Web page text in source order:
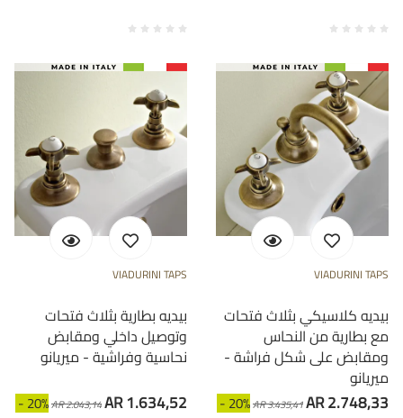
VIADURINI TAPS
بيديه بطارية بثلاث فتحات
وتوصيل داخلي ومقابض
نحاسية وفراشية - ميريانو
- 20%AR 2.043,14AR 1.634,52
VIADURINI TAPS
بيديه كلاسيكي بثلاث فتحات
مع بطارية من النحاس
ومقابض على شكل فراشة -
ميريانو
- 20%AR 3.435,41AR 2.748,33